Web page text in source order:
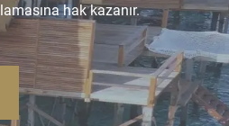
hak kazanır.